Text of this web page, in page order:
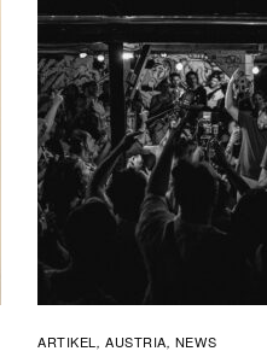
ARTIKEL , AUSTRIA, NEWS